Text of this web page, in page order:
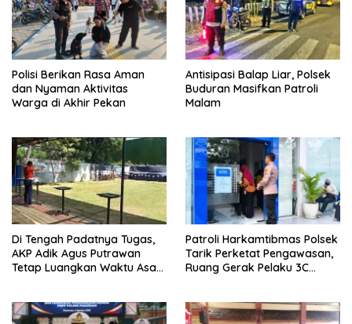
Polisi Berikan Rasa Aman
dan Nyaman Aktivitas
Warga di Akhir Pekan
Antisipasi Balap Liar, Polsek
Buduran Masifkan Patroli
Malam
Di Tengah Padatnya Tugas,
AKP Adik Agus Putrawan
Tetap Luangkan Waktu Asah
Patroli Harkamtibmas Polsek
Tarik Perketat Pengawasan,
Ruang Gerak Pelaku 3C